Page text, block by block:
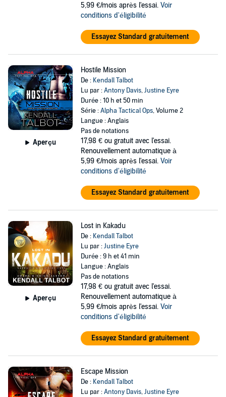
5,99 €/mois après l'essai. Voir
conditions d'éligibilité
Essayez Standard gratuitement
Aperçu
Hostile Mission
De : Kendall Talbot
Lu par :Antony Davis,Justine Eyre
Durée : 10 h et 50 min
Série :Alpha Tactical Ops, Volume 2
Langue : Anglais
Pas de notations
17,98 € ou gratuit avec l'essai.
Renouvellement automatique à
5,99 €/mois après l'essai. Voir
conditions d'éligibilité
Essayez Standard gratuitement
Aperçu
Lost in Kakadu
De : Kendall Talbot
Lu par :Justine Eyre
Durée : 9 h et 41 min
Langue : Anglais
Pas de notations
17,98 € ou gratuit avec l'essai.
Renouvellement automatique à
5,99 €/mois après l'essai. Voir
conditions d'éligibilité
Essayez Standard gratuitement
Escape Mission
De : Kendall Talbot
Lu par :Antony Davis,Justine Eyre